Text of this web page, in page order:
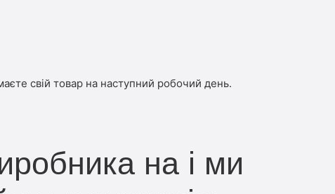
свій товар на наступний робочий день.
на і ми